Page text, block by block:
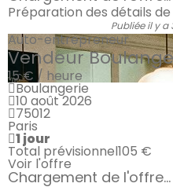
Préparation des détails
Publiée il y a
Auto-entrepreneur
Vendeur
15 € / heure
Boulangerie
10 août 2026
75012
Paris
1 jour
Total prévisionnel105 €
Voir l'offre
Chargement de l'offre...